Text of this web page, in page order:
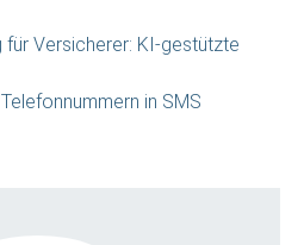
für Versicherer: KI-gestützte
in SMS